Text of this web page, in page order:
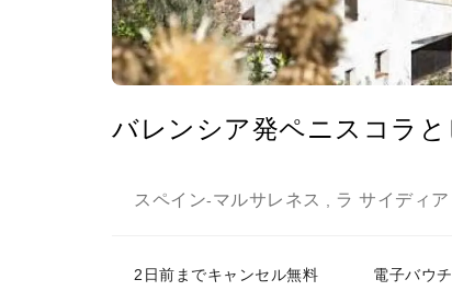
バレンシア発ペニスコラ
スペイン-マルサレネス ラ サイディア
2日前までキャンセル無料 電子バウ